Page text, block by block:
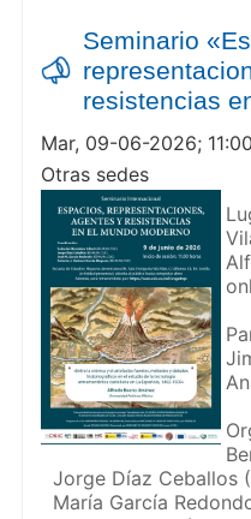
Seminario
resistencias
Mar, 09-06-2026; 11:00
Otras sedes
Jorge Díaz Ceballos
María García